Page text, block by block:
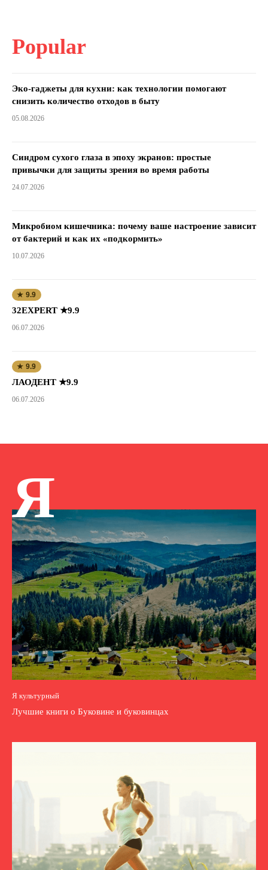
Popular
Эко-гаджеты для кухни: как технологии помогают
снизить количество отходов в быту
05.08.2026
Синдром сухого глаза в эпоху экранов: простые
привычки для защиты зрения во время работы
24.07.2026
Микробиом кишечника: почему ваше настроение зависит
от бактерий и как их «подкормить»
10.07.2026
★ 9.9
32EXPERT ★9.9
06.07.2026
★ 9.9
ЛАОДЕНТ ★9.9
06.07.2026
Я
Я культурный
Лучшие книги о Буковине и буковинцах